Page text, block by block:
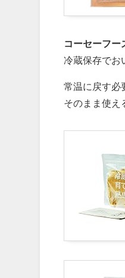
コーセーフー
冷蔵保存でお
常温に戻す必
そのまま使え